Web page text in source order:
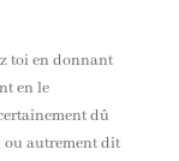
toi en donnant
en le
dû
ou autrement dit